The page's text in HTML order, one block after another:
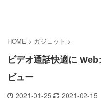
HOME > ガジェット >
ビデオ通話快適に
ビュー
2021-01-25
2021-02-15